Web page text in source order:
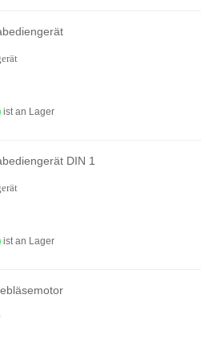
ist an Lager
DIN 1
ist an Lager